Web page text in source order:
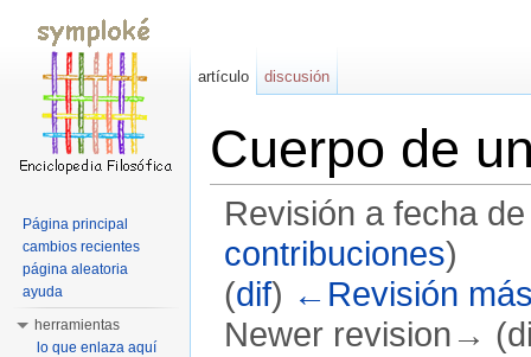
Cuerpo de
Revisión a fecha
contribuciones)
(dif) ←Revisión
Newer revision→
artículo discusión
Página principal
cambios recientes
página aleatoria
ayuda
herramientas
lo que enlaza aquí